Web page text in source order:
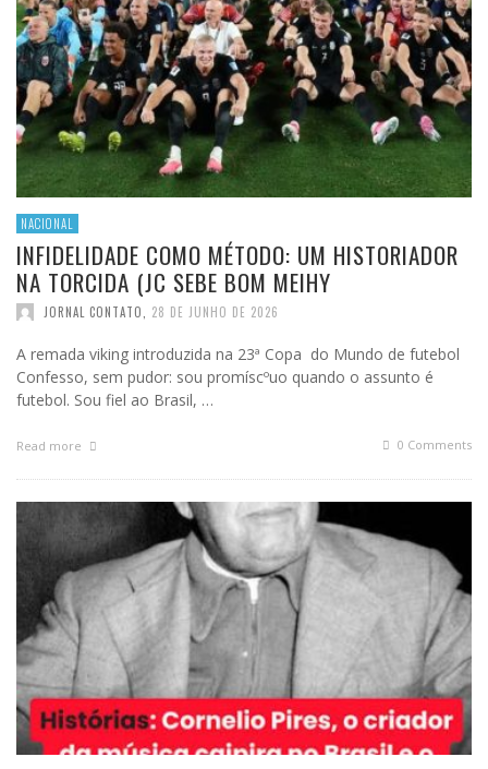
NACIONAL
INFIDELIDADE COMO MÉTODO: UM HISTORIADOR
NA TORCIDA (JC SEBE BOM MEIHY
JORNAL CONTATO, 28 DE JUNHO DE 2026
A remada viking introduzida na 23ª Copa do Mundo de futebol
Confesso, sem pudor: sou promíscºuo quando o assunto é
futebol. Sou fiel ao Brasil, …
Read more 0 Comments